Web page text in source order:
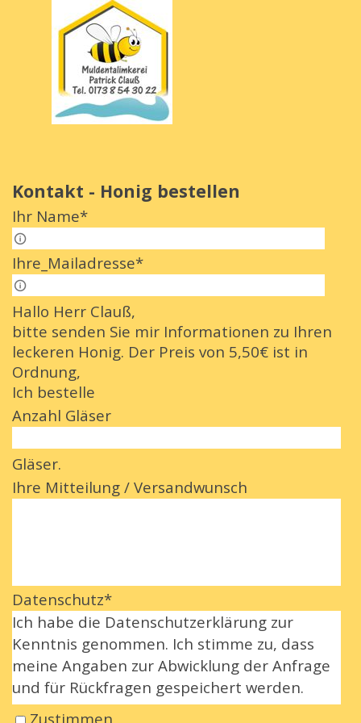
Direkt zum Seiteninhalt
Menü überspringen
Kontakt - Honig bestellen
Ihr Name*
Ihr Name
Ihre_Mailadresse*
e-Mail
Hallo Herr Clauß,
bitte senden Sie mir Informationen zu Ihren
leckeren Honig. Der Preis von 5,50€ ist in
Ordnung,
Ich bestelle
Anzahl Gläser
Gläser.
Ihre Mitteilung / Versandwunsch
Datenschutz*
Ich habe die Datenschutzerklärung zur
Kenntnis genommen. Ich stimme zu, dass
meine Angaben zur Abwicklung der Anfrage
und für Rückfragen gespeichert werden.
Zustimmen